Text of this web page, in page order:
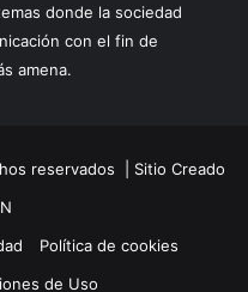
donde la sociedad
con el fin de
amena.
reservados | Sitio Creado
Política de cookies
de Uso